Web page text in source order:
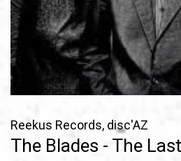
Reekus Records, disc'AZ
The Blades - The